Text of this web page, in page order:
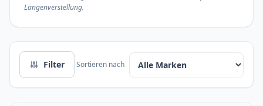
Längenverstellung.
Filter Sortieren nach